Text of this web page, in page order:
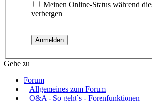
Meinen Online-Status während
verbergen
Gehe zu
Forum
Allgemeines zum Forum
Q&A - So geht´s - Forenfunktionen